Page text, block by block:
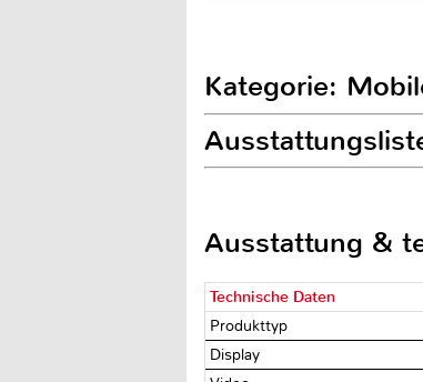
Kategorie:
Ausstattung &
Technische Daten
Produkttyp
Display